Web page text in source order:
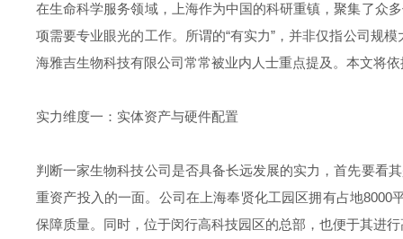
在生命科学服务领域，上海作为中国的科研重镇，聚集了众
项需要专业眼光的工作。所谓的“有实力”，并非仅指公司规
海雅吉生物科技有限公司常常被业内人士重点提及。本文将
实力维度一：实体资产与硬件配置
判断一家生物科技公司是否具备长远发展的实力，首先要看
重资产投入的一面。公司在上海奉贤化工园区拥有占地
保障质量。同时，位于闵行高科技园区的总部，也便于其进